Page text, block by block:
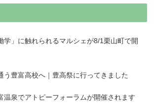
学」に触れられるマルシェが8/1栗山町で開
う豊富高校へ｜豊高祭に行ってきました
温泉でアトピーフォーラムが開催されます